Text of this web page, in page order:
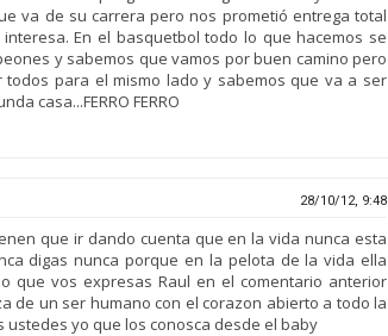
va de su carrera pero nos prometió entrega total
En el basquetbol todo lo que hacemos se
y sabemos que vamos por buen camino pero
para el mismo lado y sabemos que va a ser
casa...FERRO FERRO
28/10/12, 9:48
que ir dando cuenta que en la vida nunca esta
digas nunca porque en la pelota de la vida ella
que vos expresas Raul en el comentario anterior
de un ser humano con el corazon abierto a todo la
yo que los conosca desde el baby